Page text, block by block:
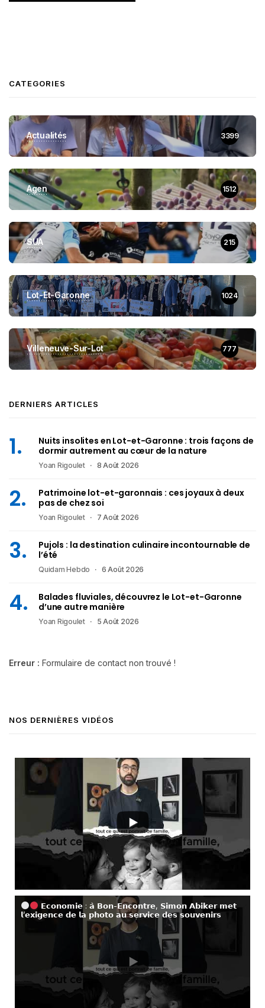
CATEGORIES
Actualités 3399
Agen 1512
SUA 215
Lot-Et-Garonne 1024
Villeneuve-Sur-Lot 777
DERNIERS ARTICLES
Nuits insolites en Lot-et-Garonne : trois façons de
dormir autrement au cœur de la nature
Yoan Rigoulet 8 Août 2026
Patrimoine lot-et-garonnais : ces joyaux à deux
pas de chez soi
Yoan Rigoulet 7 Août 2026
Pujols : la destination culinaire incontournable de
l’été
Quidam Hebdo 6 Août 2026
Balades fluviales, découvrez le Lot-et-Garonne
d’une autre manière
Yoan Rigoulet 5 Août 2026
Erreur : Formulaire de contact non trouvé !
NOS DERNIÈRES VIDÉOS
𝗘𝗰𝗼𝗻𝗼𝗺𝗶𝗲 : 𝗮̀ 𝗕𝗼𝗻-𝗘𝗻𝗰𝗼𝗻𝘁𝗿𝗲, 𝗦𝗶𝗺𝗼𝗻 𝗔𝗯𝗶𝗸𝗲𝗿 𝗺𝗲𝘁
𝗹’𝗲𝘅𝗶𝗴𝗲𝗻𝗰𝗲 𝗱𝗲 𝗹𝗮 𝗽𝗵𝗼𝘁𝗼 𝗮𝘂 𝘀𝗲𝗿𝘃𝗶𝗰𝗲 𝗱𝗲𝘀 𝘀𝗼𝘂𝘃𝗲𝗻𝗶𝗿𝘀